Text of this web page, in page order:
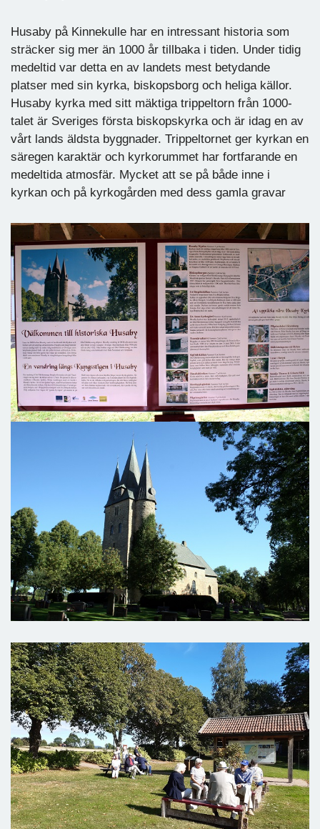
Husaby på Kinnekulle har en intressant historia som
sträcker sig mer än 1000 år tillbaka i tiden. Under tidig
medeltid var detta en av landets mest betydande
platser med sin kyrka, biskopsborg och heliga källor.
Husaby kyrka med sitt mäktiga trippeltorn från 1000-
talet är Sveriges första biskopskyrka och är idag en av
vårt lands äldsta byggnader. Trippeltornet ger kyrkan en
säregen karaktär och kyrkorummet har fortfarande en
medeltida atmosfär. Mycket att se på både inne i
kyrkan och på kyrkogården med dess gamla gravar